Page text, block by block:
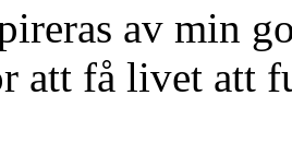
av min
att få livet att